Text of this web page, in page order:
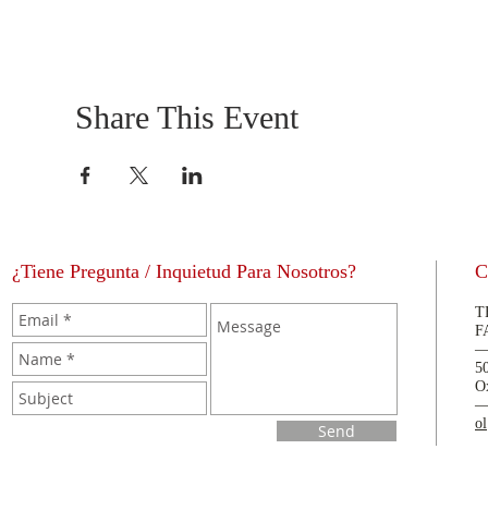
Share This Event
¿Tiene Pregunta / Inquietud Para Nosotros?
Send